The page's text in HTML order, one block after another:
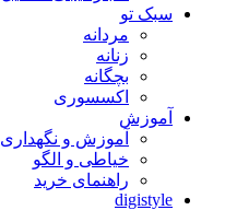
سبک تو
مردانه
زنانه
بچگانه
اکسسوری
آموزش
آموزش و نگهداری
خیاطی و الگو
راهنمای خرید
digistyle